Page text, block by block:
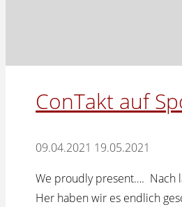
ConTakt auf
09.04.2021 19.05.2021
We proudly present…. Nach
Her haben wir es endlich